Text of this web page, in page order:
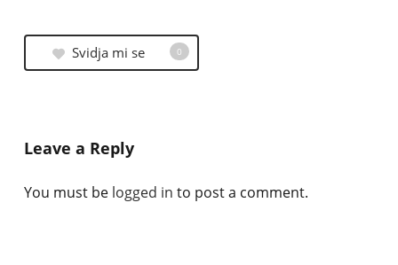
Svidja mi se 0
Leave a Reply
You must be logged in to post a comment.